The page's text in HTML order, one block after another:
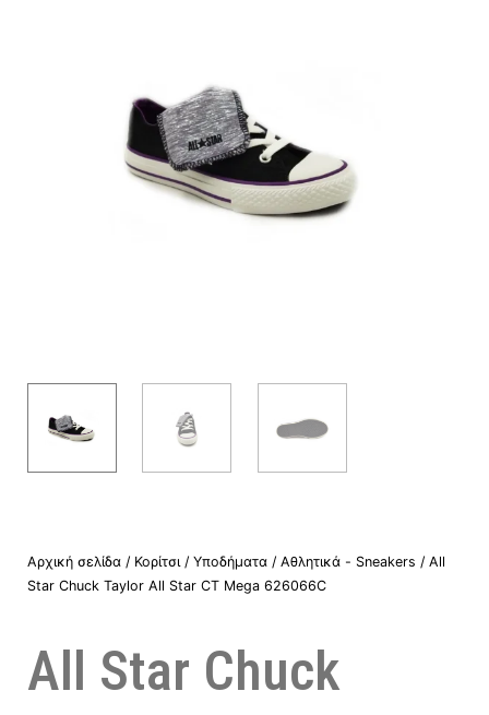
Αρχική σελίδα / Κορίτσι / Υποδήματα / Αθλητικά - Sneakers / All
Star Chuck Taylor All Star CT Mega 626066C
All Star Chuck